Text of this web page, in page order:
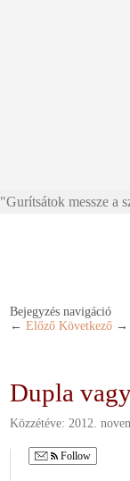
"Gurítsátok messze a
Bejegyzés navigáció
← Előző Következő →
Dupla
Közzétéve: 2012.
Follow